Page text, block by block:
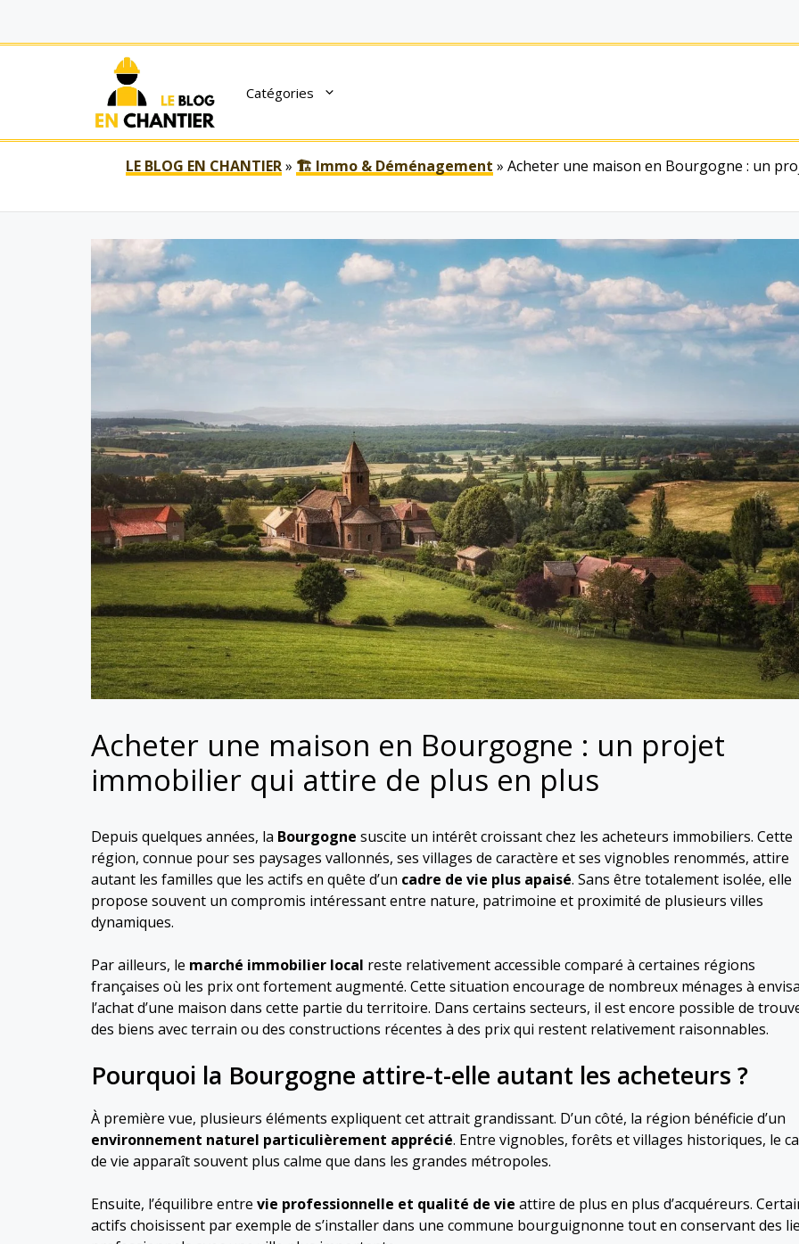
Catégories
LE BLOG EN CHANTIER» 🏗 Immo & Déménagement » Acheter une maison en Bourgogne : un
Acheter une maison en Bourgogne : un projet
immobilier qui attire de plus en plus
Depuis quelques années, la Bourgogne suscite un intérêt croissant chez les acheteurs immobiliers. Cette
région, connue pour ses paysages vallonnés, ses villages de caractère et ses vignobles renommés, attire
autant les familles que les actifs en quête d’un cadre de vie plus apaisé. Sans être totalement isolée, elle
propose souvent un compromis intéressant entre nature, patrimoine et proximité de plusieurs villes
dynamiques.
Par ailleurs, le marché immobilier local reste relativement accessible comparé à certaines régions
françaises où les prix ont fortement augmenté. Cette situation encourage de nombreux ménages à
l’achat d’une maison dans cette partie du territoire. Dans certains secteurs, il est encore possible de
des biens avec terrain ou des constructions récentes à des prix qui restent relativement raisonnables.
Pourquoi la Bourgogne attire-t-elle autant les acheteurs ?
À première vue, plusieurs éléments expliquent cet attrait grandissant. D’un côté, la région bénéficie d’un
environnement naturel particulièrement apprécié. Entre vignobles, forêts et villages historiques, le
de vie apparaît souvent plus calme que dans les grandes métropoles.
Ensuite, l’équilibre entre vie professionnelle et qualité de vie attire de plus en plus d’acquéreurs.
actifs choisissent par exemple de s’installer dans une commune bourguignonne tout en conservant des